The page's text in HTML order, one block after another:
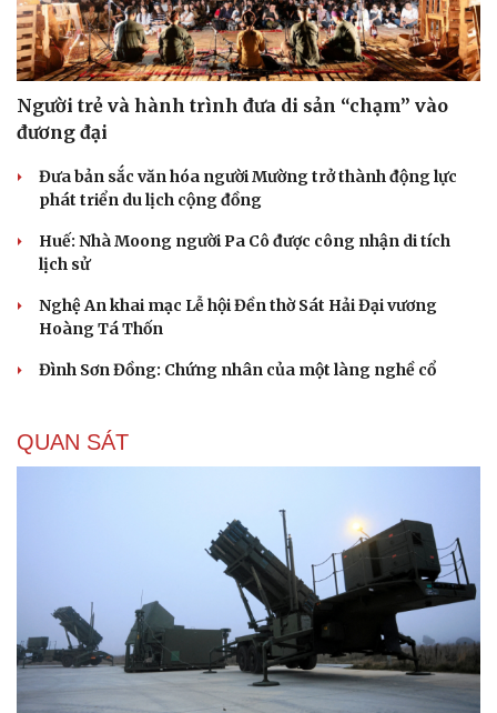
Tư vấn
Săn Tour
check-in
Câu chuyện thời sự
Cửa sổ tình yêu
Kể chuyện cho bé
Người trẻ và hành trình đưa di sản “chạm” vào
đương đại
Đưa bản sắc văn hóa người Mường trở thành động lực
phát triển du lịch cộng đồng
Huế: Nhà Moong người Pa Cô được công nhận di tích
lịch sử
Nghệ An khai mạc Lễ hội Đền thờ Sát Hải Đại vương
Hoàng Tá Thốn
Đình Sơn Đồng: Chứng nhân của một làng nghề cổ
QUAN SÁT